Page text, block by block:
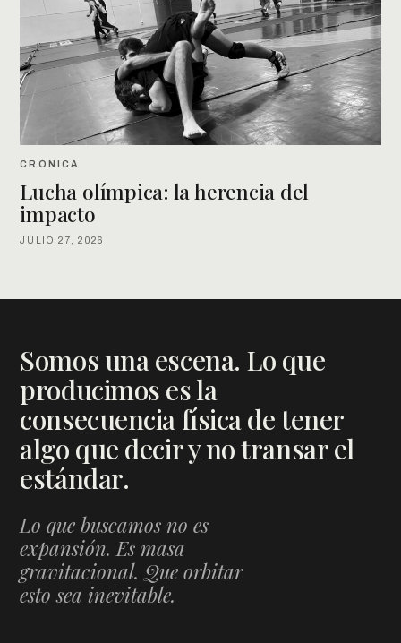
CRÓNICA
Lucha olímpica: la herencia del
impacto
JULIO 27, 2026
Somos una escena. Lo que
producimos es la
consecuencia física de tener
algo que decir y no transar el
estándar.
Lo que buscamos no es
expansión. Es masa
gravitacional. Que orbitar
esto sea inevitable.